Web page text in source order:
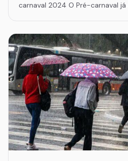
carnaval 2024 O Pré-carnaval